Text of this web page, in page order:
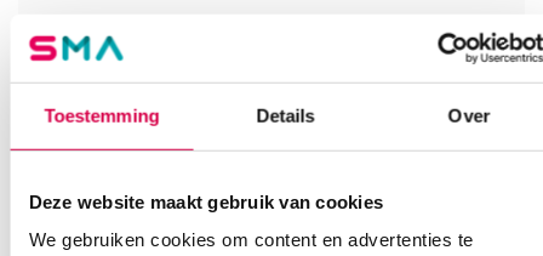
Toestemming Details Over
Deze website maakt gebruik van cookies
We gebruiken cookies om content en advertenties te
Vind je antwoord snel en makkelijk op onze klantenservice pagina.
Of contacteer ons via een van de onderstaande opties.